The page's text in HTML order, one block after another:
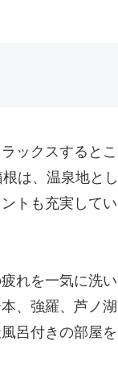
ックスするとこ
は、温泉地とし
トも充実してい
れを一気に洗い
、強羅、芦ノ湖
呂付きの部屋を